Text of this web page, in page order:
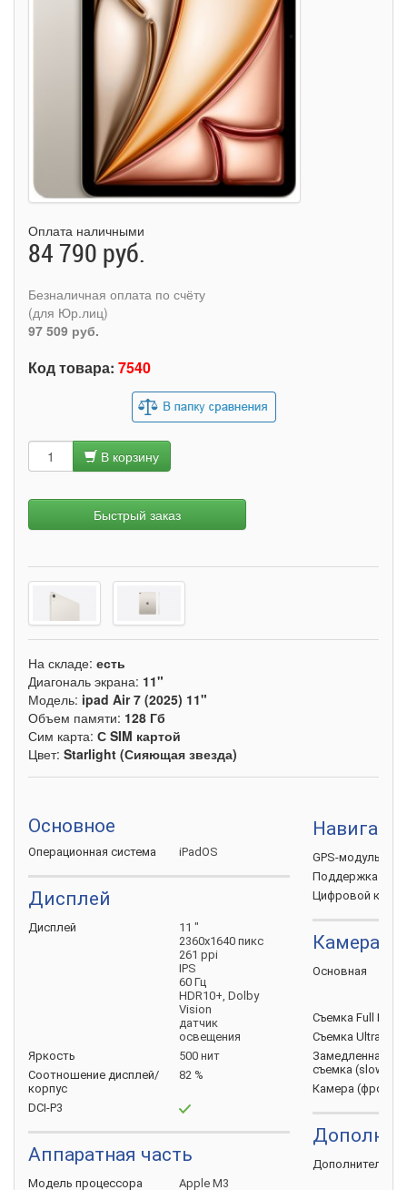
Оплата наличными
84 790 руб.
Безналичная оплата по счёту
(для Юр.лиц)
97 509 руб.
Код товара: 7540
В корзину
Быстрый заказ
На складе: есть
Диагональ экрана: 11"
Модель: ipad Air 7 (2025) 11"
Объем памяти: 128 Гб
Сим карта: С SIM картой
Цвет: Starlight (Сияющая звезда)
Основное
Операционная система iPadOS
Дисплей
Дисплей
11 "
2360х1640 пикс
261 ppi
IPS
60 Гц
HDR10+, Dolby
Vision
датчик
освещения
Яркость
500 нит
Соотношение дисплей/
корпус
82 %
DCI-P3
Аппаратная часть
Модель процессора Apple M3
GPS-модуль
Поддержка
Цифровой
Камера
Основная
Съемка Full HD
Съемка Ultra HD
Замедленная
съемка (slow-
Камера
Дополнительно